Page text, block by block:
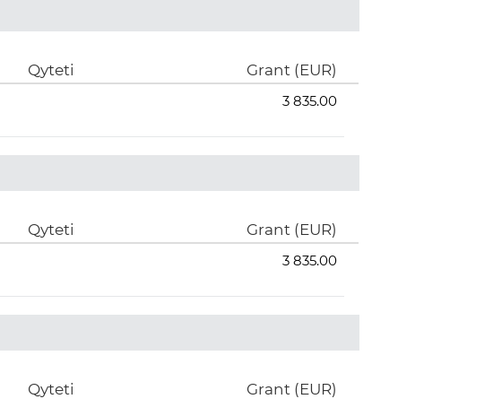
Qyteti Grant (EUR)
3 835.00
Qyteti Grant (EUR)
3 835.00
Qyteti Grant (EUR)